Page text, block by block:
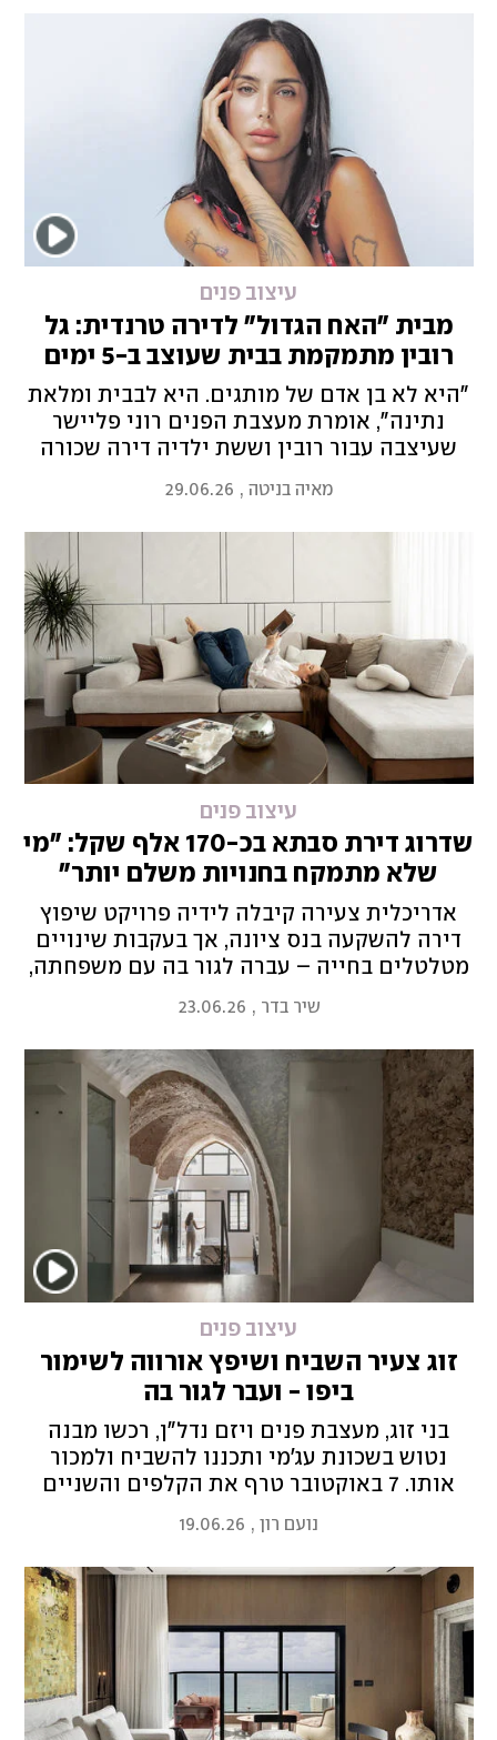
עיצוב פנים
מבית "האח הגדול" לדירה טרנדית: גל
רובין מתמקמת בבית שעוצב ב-5 ימים
"היא לא בן אדם של מותגים. היא לבבית ומלאת
נתינה", אומרת מעצבת הפנים רוני פליישר
שעיצבה עבור רובין וששת ילדיה דירה שכורה
מאיה בניטה,
29.06.26
עיצוב פנים
שדרוג דירת סבתא בכ-170 אלף שקל: "מי
שלא מתמקח בחנויות משלם יותר"
אדריכלית צעירה קיבלה לידיה פרויקט שיפוץ
דירה להשקעה בנס ציונה, אך בעקבות שינויים
מטלטלים בחייה – עברה לגור בה עם משפחתה,
היא תיעדה באינסטגרם
שיר בדר ,
23.06.26
עיצוב פנים
זוג צעיר השביח ושיפץ אורווה לשימור
ביפו - ועבר לגור בה
בני זוג, מעצבת פנים ויזם נדל"ן, רכשו מבנה
נטוש בשכונת עג'מי ותכננו להשביח ולמכור
אותו. 7 באוקטובר טרף את הקלפים והשניים
וכעת גרים בו בעצמם
נועם רון,
19.06.26